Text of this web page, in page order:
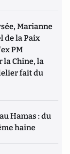
Marianne
de la Paix
PM
la Chine, la
fait du
Hamas : du
haine